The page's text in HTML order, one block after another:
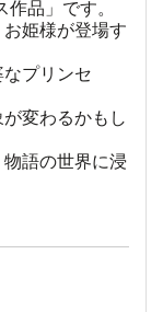
品」です。
姫様が登場す
プリンセ
変わるかもし
語の世界に浸